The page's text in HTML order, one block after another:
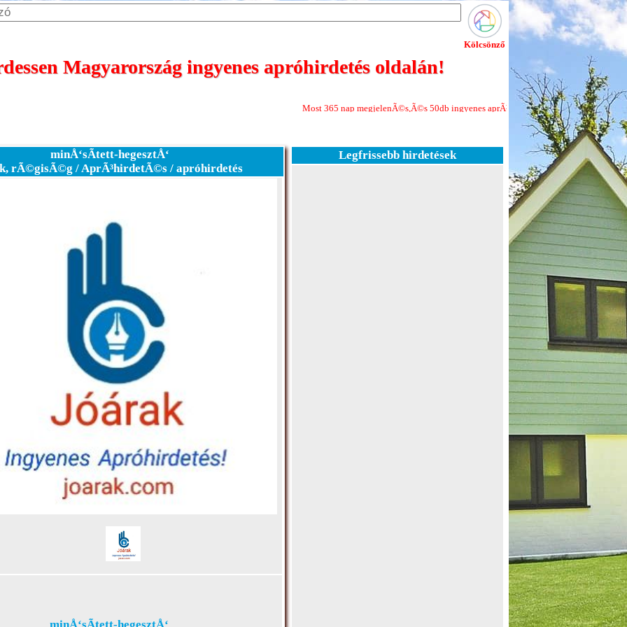
Kölcsönző
Magyarország ingyenes apróhirdetés oldalán!
Most 365 nap megjelenÃ©s,Ã©s 50db ingyenes aprÃ³hirdetÃ©s minden Ãºj
minÅ‘sÃ­tett-hegesztÅ‘
rÃ©gisÃ©g / AprÃ³hirdetÃ©s / apróhirdetés
Legfrissebb hirdetések